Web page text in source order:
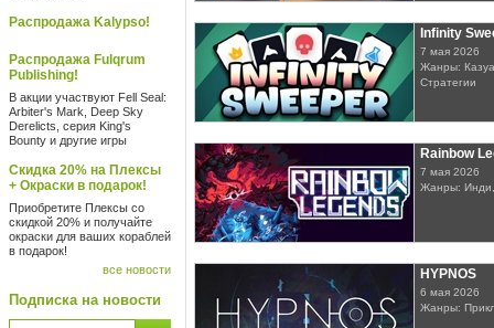
Распродажа Kalypso!
Распродажа Fulqrum
Publishing!
В акции участвуют Fell Seal:
Arbiter's Mark, Deep Sky
Derelicts, серия King's
Bounty и другие игры
Скидка 20% на Плексы
+ Окраски в подарок!
Приобретите Плексы со
скидкой 20% и получайте
окраски для ваших кораблей
в подарок!
все новости
Подписка на новости
Infinity
7 мая 2026
Жанры:
Стратегии
Rainbow
7 мая 2026
Жанры: Инди,
HYPNOS
6 мая 2026
Жанры: